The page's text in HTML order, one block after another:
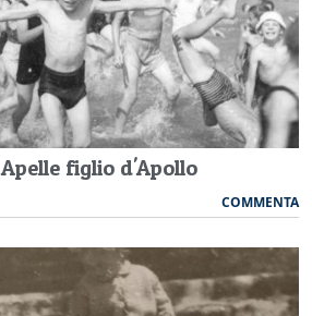
figlio d'Apollo
COMMENTA